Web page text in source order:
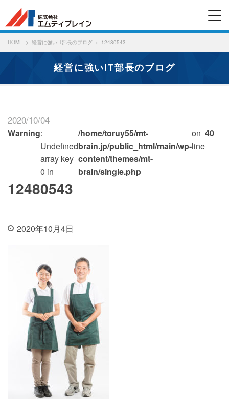
HOME 経営に強いIT部長のブログ 12480543
経営に強いIT部長のブログ
2020/10/04
Warning:
Undefined
array key
0 in
/home/toruy55/mt-
brain.jp/public_html/main/wp-
content/themes/mt-
brain/single.php
on
line
40
12480543
2020年10月4日